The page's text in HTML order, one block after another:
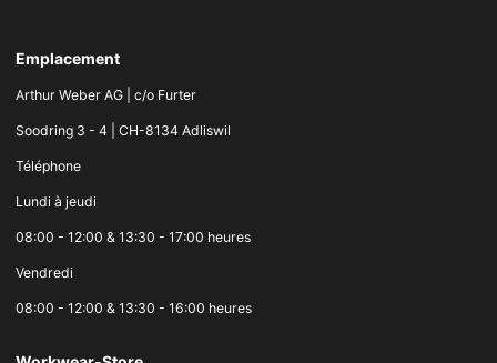
Emplacement
Arthur Weber AG | c/o Furter
Soodring 3 - 4 | CH-8134 Adliswil
Téléphone
Lundi à jeudi
08:00 - 12:00 & 13:30 - 17:00 heures
Vendredi
08:00 - 12:00 & 13:30 - 16:00 heures